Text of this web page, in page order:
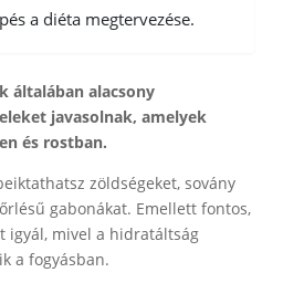
a diéta megtervezése.
általában alacsony
javasolnak, amelyek
és rostban.
zöldségeket, sovány
gabonákat. Emellett fontos,
igyál, mivel a hidratáltság
a fogyásban.